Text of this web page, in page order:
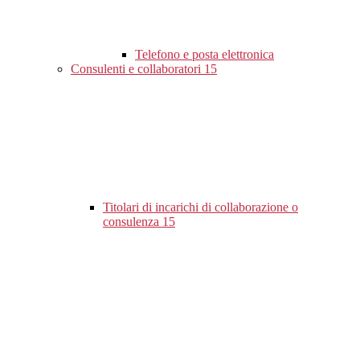
Telefono e posta elettronica
Consulenti e collaboratori 15
Titolari di incarichi di collaborazione o
consulenza 15